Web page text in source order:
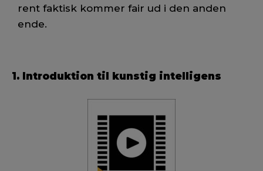
rent faktisk kommer fair ud i den anden
ende.
1. Introduktion til kunstig intelligens